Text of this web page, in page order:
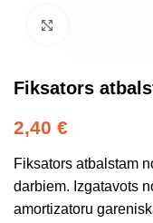
Fiksators
2,40 €
Fiksators atbalstam
darbiem. Izgatavots
amortizatoru